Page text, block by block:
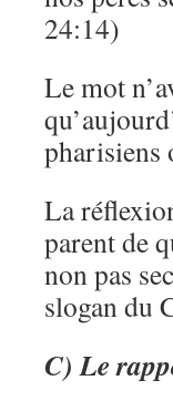
24:14)
Le mot
pharisiens
La
parent de
non pas
slogan du
C) Le